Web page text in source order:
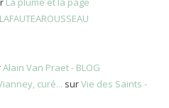
LAFAUTEAROUSSEAU
Alain Van Praet - BLOG
curé... surVie des Saints -